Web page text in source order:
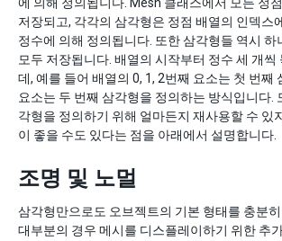
저장되고, 각각의 삼각형은 정점 배열의 인덱스
정수에 의해 정의됩니다. 또한 삼각형들 역시 하
모두 저장됩니다. 배열의 시작부터 정수 세 개씩
데, 예를 들어 배열의 0, 1, 2번째 요소는 첫 번째
요소는 두 번째 삼각형을 정의하는 방식입니다.
각형을 정의하기 위해 얼마든지 재사용할 수 있
이 좋을 수도 있다는 점을 아래에서 설명합니다.
조명 및 노멀
삼각형만으로도 오브젝트의 기본 형태를 충분
대부분의 경우 메시를 디스플레이하기 위한 추